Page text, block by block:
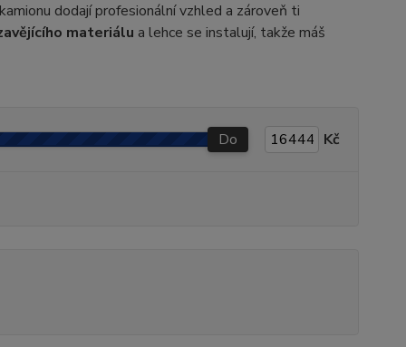
dodají profesionální vzhled a zároveň ti
materiálu a lehce se instalují, takže máš
Do Kč